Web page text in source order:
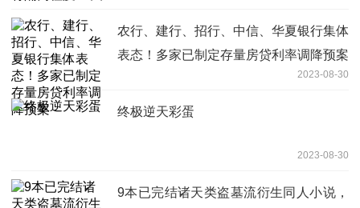
农行、建行、招行、中信、华夏银行集体
表态！多家已制定存量房贷利率调降预案
2023-08-30
终极逆天彩蛋
2023-08-30
9本已完结诸天类盗墓流衍生同人小说，